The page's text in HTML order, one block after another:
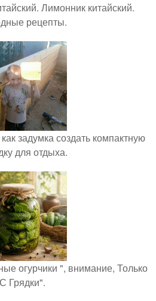
Лимонник китайский.
рецепты.
задумка создать компактную
для отдыха.
огурчики ", внимание, Только
С Грядки".